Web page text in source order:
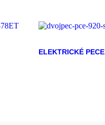
ELEKTRICKÉ PECE